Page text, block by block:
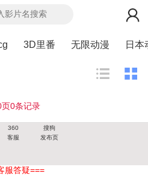
3D里番 无限动漫 日本
页0条记录
360
搜狗
客服 发布页
服答疑===